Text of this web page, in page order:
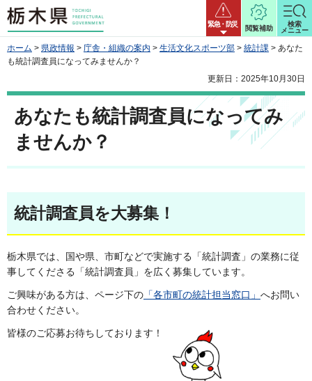
栃木県 緊急・防災
閲覧補助
検索
メニュー
ホーム > 県政情報 > 庁舎・組織の案内 > 生活文化スポーツ部 > 統計課 > あなた
も統計調査員になってみませんか？
更新日：2025年10月30日
あなたも統計調査員になってみ
ませんか？
統計調査員を大募集！
栃木県では、国や県、市町などで実施する「統計調査」の業務に従
事してくださる「統計調査員」を広く募集しています。
ご興味がある方は、ページ下の 「各市町の統計担当窓口」 へお問い
合わせください。
皆様のご応募お待ちしております！